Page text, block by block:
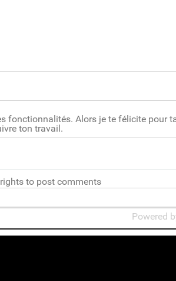
fonctionnalités. Alors je te félicite pour
ton travail.
to post comments
Powered